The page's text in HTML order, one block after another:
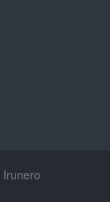
Irunero